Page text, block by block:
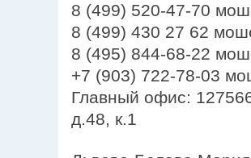
8 (499) 520-47-70
8 (499) 430 27 62
8 (495) 844-68-22
+7 (903) 722-78-03
Главный офис:
д.48, к.1